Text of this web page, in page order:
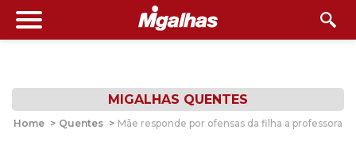
MIGALHAS QUENTES
Home > Quentes > Mãe responde por ofensas da filha a professora